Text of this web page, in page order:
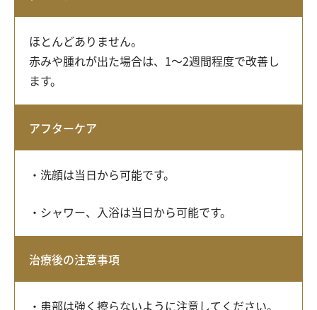
ほとんどありません。
赤みや腫れが出た場合は、1～2週間程度で改善し
ます。
アフターケア
洗顔は当日から可能です。
シャワー、入浴は当日から可能です。
治療後の注意事項
患部は強く擦らないように注意してください。